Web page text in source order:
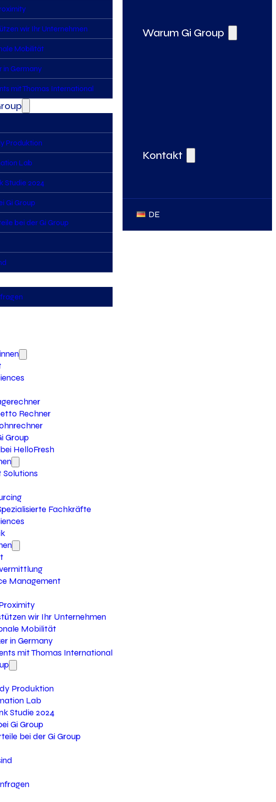
wir Ihr Unternehmen
Mobilität
in Germany
mit Thomas International
Produktion
Lab
Studie 2024
Gi Group
bei der Gi Group
Rechner
Group
HelloFresh
Solutions
Fachkräfte
Management
wir Ihr Unternehmen
Mobilität
in Germany
mit Thomas International
Produktion
Lab
Studie 2024
Gi Group
bei der Gi Group
Warum Gi Group
Kontakt
DE